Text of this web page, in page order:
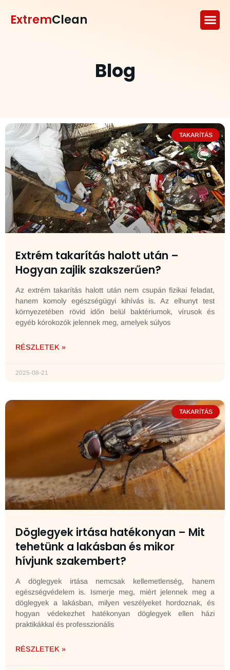
ExtremClean
Blog
TAKARÍTÁS
Extrém takarítás halott után –
Hogyan zajlik szakszerűen?
Az extrém takarítás halott után nem csupán fizikai feladat,
hanem komoly egészségügyi kihívás is. Az elhunyt test
környezetében rövid időn belül baktériumok, vírusok és
egyéb kórokozók jelennek meg, amelyek súlyos
RÉSZLETEK »
2025-08-21
TAKARÍTÁS
Döglegyek irtása hatékonyan – Mit
tehetünk a lakásban és mikor
hívjunk szakembert?
A döglegyek irtása nemcsak kellemetlenség, hanem
egészségvédelem is. Ismerje meg, miért jelennek meg a
döglegyek a lakásban, milyen veszélyeket hordoznak, és
hogyan védekezhet hatékonyan döglegyek ellen házi
praktikákkal és professzionális
RÉSZLETEK »